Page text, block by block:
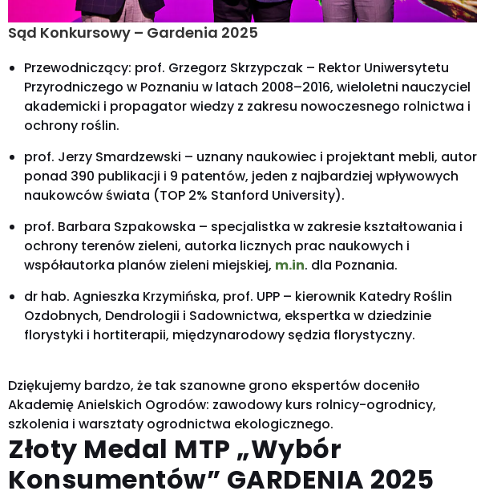
Sąd Konkursowy – Gardenia 2025
Przewodniczący: prof. Grzegorz Skrzypczak – Rektor Uniwersytetu
Przyrodniczego w Poznaniu w latach 2008–2016, wieloletni nauczyciel
akademicki i propagator wiedzy z zakresu nowoczesnego rolnictwa i
ochrony roślin.
prof. Jerzy Smardzewski – uznany naukowiec i projektant mebli, autor
ponad 390 publikacji i 9 patentów, jeden z najbardziej wpływowych
naukowców świata (TOP 2% Stanford University).
prof. Barbara Szpakowska – specjalistka w zakresie kształtowania i
ochrony terenów zieleni, autorka licznych prac naukowych i
współautorka planów zieleni miejskiej, m.in. dla Poznania.
dr hab. Agnieszka Krzymińska, prof. UPP – kierownik Katedry Roślin
Ozdobnych, Dendrologii i Sadownictwa, ekspertka w dziedzinie
florystyki i hortiterapii, międzynarodowy sędzia florystyczny.
Dziękujemy bardzo, że tak szanowne grono ekspertów doceniło
Akademię Anielskich Ogrodów: zawodowy kurs rolnicy-ogrodnicy,
szkolenia i warsztaty ogrodnictwa ekologicznego.
Złoty Medal MTP „Wybór
Konsumentów” GARDENIA 2025